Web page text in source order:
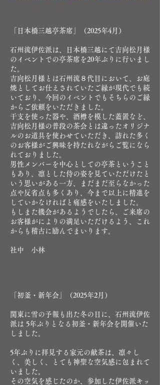
「日本橋三越亭茶席」（2025年4月）
石州流伊佐派は、日本橋三越にて吉向松月様
のイベントでの亭茶席を20年ぶりに行いまし
た。
吉向松月様とは石州流８代目において、お庭
焼としてお仕えされていたご縁が現代でも続
いており、今回のイベントでもそちらのご縁
からご依頼をいただきました。
干支を使った器や、酒樽を模した蓋置など、
吉向松月様の普段の茶会とは違ったオリジナ
ルのお道具を使わせていただき、訪れた多く
のお客様がご興味を持たれながらご覧になら
れておりました。
男性メンバーを中心としての亭茶ということ
もあり、凛とした侍の姿を見ていただけたと
いう思いがある一方、まだまだ至らなかった
点や反省点も多くあり、今まで以上に精進を
していかなければと痛感をいたしました。
もしまた機会があるようでしたら、ご来席の
お客様がによりの満足いただけるよう、これ
からも稽古に励んでまいります。
社中 小林
「初釜・新年会 」（2025年2月）
関東に雪の予報も出た冬の日に、石州流伊佐
派は 5年ぶりとなる初釜・新年会を開催いた
しました。
5年ぶりに拝見する家元の献茶は、凛々し
く、美しく、とても神聖な空気感に包まれて
いました。
その空気を感じたのか、参加した伊佐派キッ